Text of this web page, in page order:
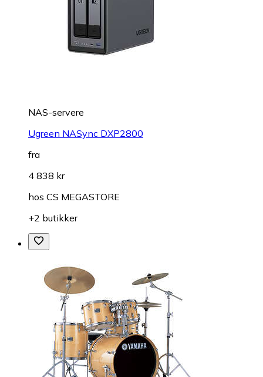
NAS-servere
Ugreen NASync DXP2800
fra
4 838 kr
hos CS MEGASTORE
+2 butikker